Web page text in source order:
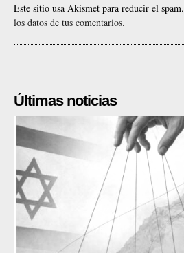
Este sitio usa Akismet para reducir el spam.
los datos de tus comentarios.
Últimas noticias